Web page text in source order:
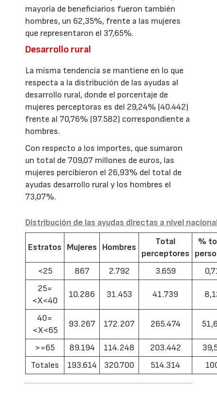
mayoría de beneficiarios fueron también
hombres, un 62,35%, frente a las mujeres
que representaron el 37,65%.
Desarrollo rural
La misma tendencia se mantiene en lo que
respecta a la distribución de las ayudas al
desarrollo rural, donde el porcentaje de
mujeres perceptoras es del 29,24% (40.442)
frente al 70,76% (97.582) correspondiente a
hombres.
Con respecto a los importes, que sumaron
un total de 709,07 millones de euros, las
mujeres percibieron el 26,93% del total de
ayudas desarrollo rural y los hombres el
73,07%.
Distribución de las ayudas directas a nivel
Estratos Mujeres Hombres
Total
perceptores
%
<25
867 2.792 3.659
25=
<X<40
10.286 31.453 41.739
40=
<X<65
93.267 172.207 265.474
>=65 89.194 114.248 203.442
Totales
193.614 320.700 514.314